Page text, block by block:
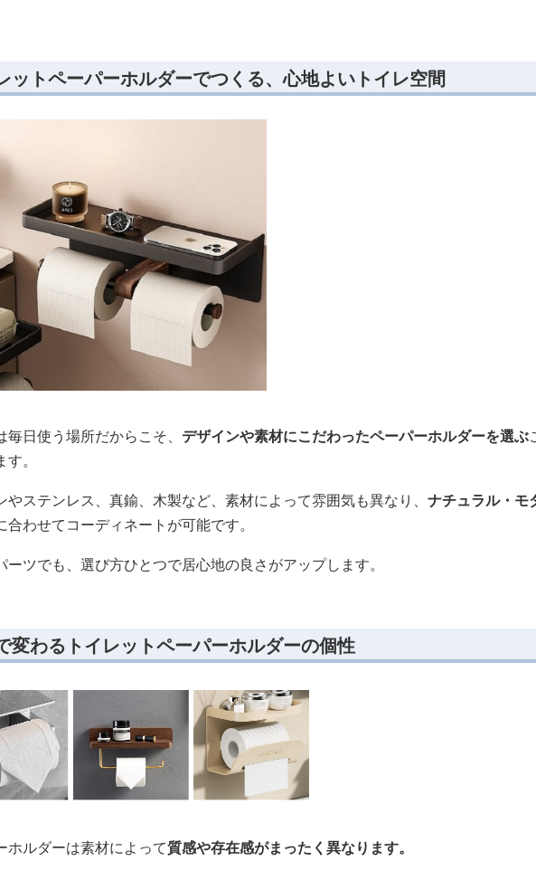
ットペーパーホルダーでつくる、心地よいトイレ空間
毎日使う場所だからこそ、 デザインや素材にこだわったペーパーホルダーを選ぶ
。
やステンレス、真鍮、木製など、素材によって雰囲気も異なり、 ナチュラル・モ
合わせてコーディネートが可能です。
ーツでも、選び方ひとつで居心地の良さがアップします。
変わるトイレットペーパーホルダーの個性
ホルダーは素材によって質感や存在感がまったく異なります。